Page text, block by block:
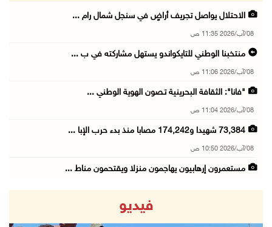
الاحتلال يواصل تجريف أراضٍ في سنجل شمال رام ...
08/آب/2026 11:35 ص
منتخبنا الوطني للتايكواندو يستهل مشاركته في ب ...
08/آب/2026 11:06 ص
"فانا": الثقافة البحرينية تـصون الهوية الوطني ...
08/آب/2026 11:04 ص
73,384 شهيدا و174,242 مصابا منذ بدء حرب الإبا ...
08/آب/2026 10:50 ص
مستعمرون إرهابيون يهاجمون منزلا ويقتحمون مناط ...
قوات الاحتلال تجري تحقيقات ميدانية مع عشرات ا ...
08/آب/2026 10:18 ص
فيديو